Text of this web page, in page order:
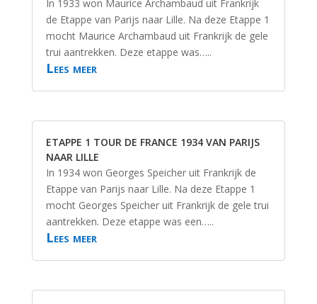
In 1933 won Maurice Archambaud uit Frankrijk
de Etappe van Parijs naar Lille. Na deze Etappe 1
mocht Maurice Archambaud uit Frankrijk de gele
trui aantrekken. Deze etappe was…..
Lees meer
ETAPPE 1 TOUR DE FRANCE 1934 VAN PARIJS
NAAR LILLE
In 1934 won Georges Speicher uit Frankrijk de
Etappe van Parijs naar Lille. Na deze Etappe 1
mocht Georges Speicher uit Frankrijk de gele trui
aantrekken. Deze etappe was een…..
Lees meer